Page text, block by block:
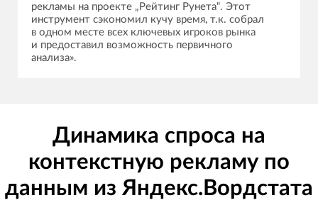
рекламы на проекте „Рейтинг Рунета“. Этот
инструмент сэкономил кучу время, т.к. собрал
в одном месте всех ключевых игроков рынка
и предоставил возможность первичного
анализа».
Динамика спроса на
контекстную рекламу по
данным из Яндекс.Вордстата